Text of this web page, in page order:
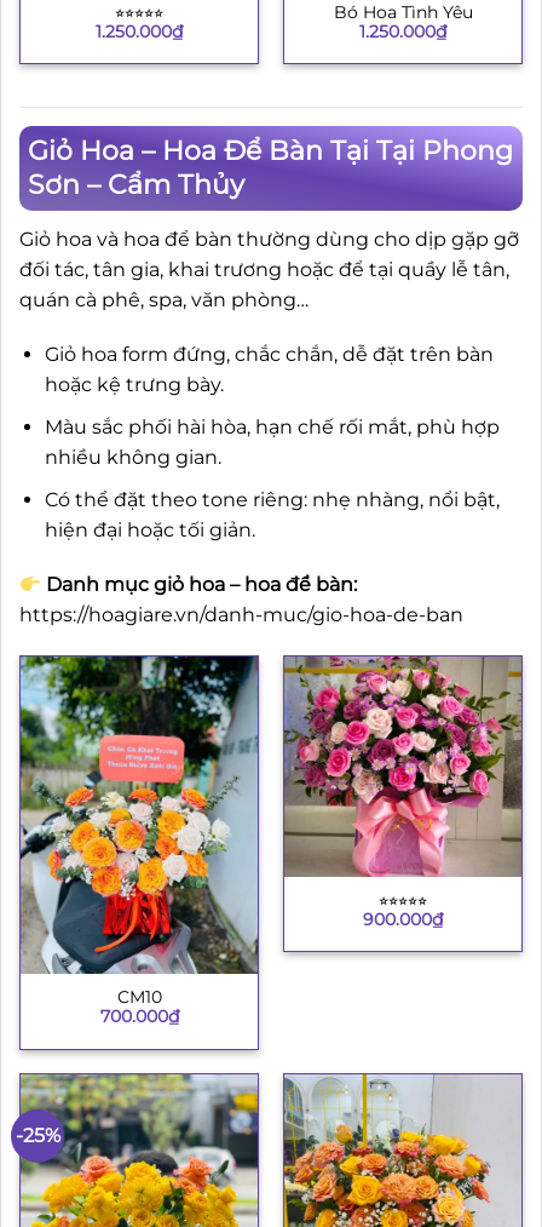
⭐︎⭐︎⭐︎⭐︎⭐︎
1.250.000₫
Bó Hoa Tình Yêu
1.250.000₫
Giỏ Hoa – Hoa Để Bàn Tại Tại Phong
Sơn – Cẩm Thủy
Giỏ hoa và hoa để bàn thường dùng cho dịp gặp gỡ
đối tác, tân gia, khai trương hoặc để tại quầy lễ tân,
quán cà phê, spa, văn phòng…
Giỏ hoa form đứng, chắc chắn, dễ đặt trên bàn
hoặc kệ trưng bày.
Màu sắc phối hài hòa, hạn chế rối mắt, phù hợp
nhiều không gian.
Có thể đặt theo tone riêng: nhẹ nhàng, nổi bật,
hiện đại hoặc tối giản.
Danh mục giỏ hoa – hoa để bàn:
https://hoagiare.vn/danh-muc/gio-hoa-de-ban
CM10
700.000₫
⭐︎⭐︎⭐︎⭐︎⭐︎
900.000₫
-25%